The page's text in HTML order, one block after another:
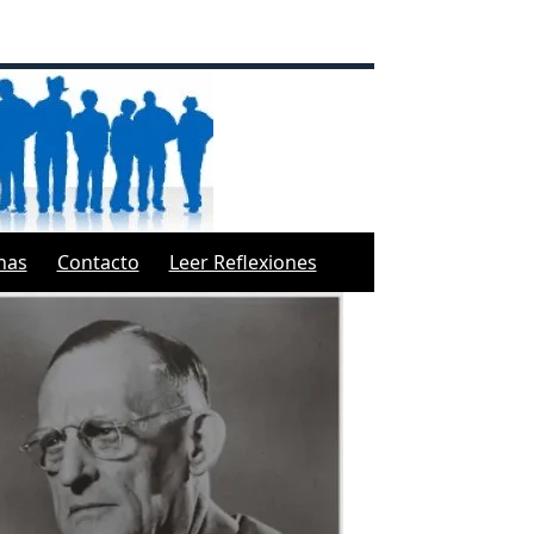
Contacto Leer Reflexiones